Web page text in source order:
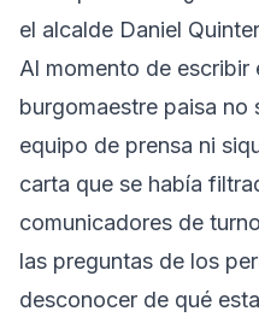
el alcalde Daniel
Al momento de escribir
burgomaestre paisa no
equipo de prensa ni
carta que se había
comunicadores de
las preguntas de los
desconocer de qué